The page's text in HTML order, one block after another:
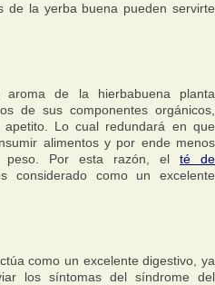
de la yerba buena pueden servirte
de la hierbabuena planta
de sus componentes orgánicos,
Lo cual redundará en que
alimentos y por ende menos
peso. Por esta razón, el té de
considerado como un excelente
como un excelente digestivo, ya
los síntomas del síndrome del